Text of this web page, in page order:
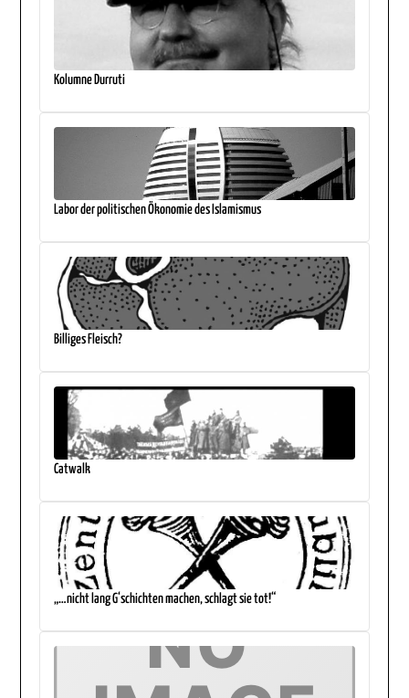
Kolumne Durruti
Labor der politischen Ökonomie des Islamismus
Billiges Fleisch?
Catwalk
„…nicht lang G‘schichten machen, schlagt sie tot!“